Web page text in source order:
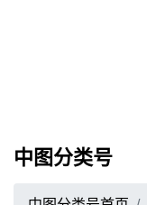
中图分类号